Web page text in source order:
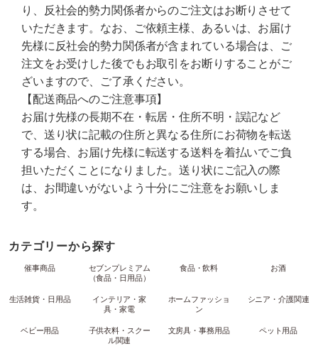
り、反社会的勢力関係者からのご注文はお断りさせて
いただきます。なお、ご依頼主様、あるいは、お届け
先様に反社会的勢力関係者が含まれている場合は、ご
注文をお受けした後でもお取引をお断りすることがご
ざいますので、ご了承ください。
【配送商品へのご注意事項】
お届け先様の長期不在・転居・住所不明・誤記など
で、送り状に記載の住所と異なる住所にお荷物を転送
する場合、お届け先様に転送する送料を着払いでご負
担いただくことになりました。送り状にご記入の際
は、お間違いがないよう十分にご注意をお願いしま
す。
カテゴリーから探す
催事商品
セブンプレミアム
（食品・日用品）
食品・飲料 お酒
生活雑貨・日用品
インテリア・家
具・家電
ホームファッショ
ン
シニア・介護関連
ベビー用品
子供衣料・スクー
ル関連
文房具・事務用品 ペット用品